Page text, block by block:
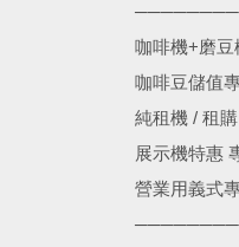
咖啡機+磨豆
咖啡豆儲值
純租機 / 租
展示機特惠
營業用義式